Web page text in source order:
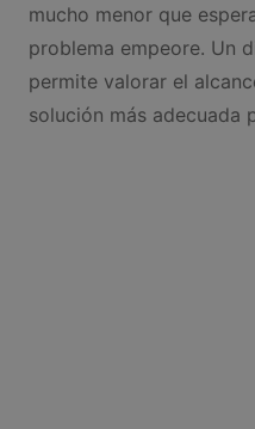
mucho menor que
problema empeore. Un
permite valorar el
solución más adecuada